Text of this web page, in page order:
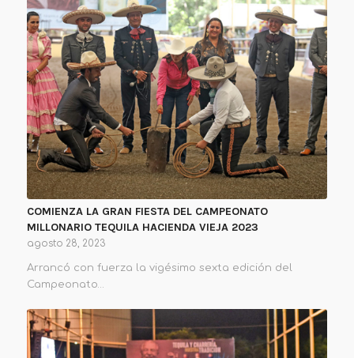
COMIENZA LA GRAN FIESTA DEL CAMPEONATO
MILLONARIO TEQUILA HACIENDA VIEJA 2023
agosto 28, 2023
Arrancó con fuerza la vigésimo sexta edición del
Campeonato…